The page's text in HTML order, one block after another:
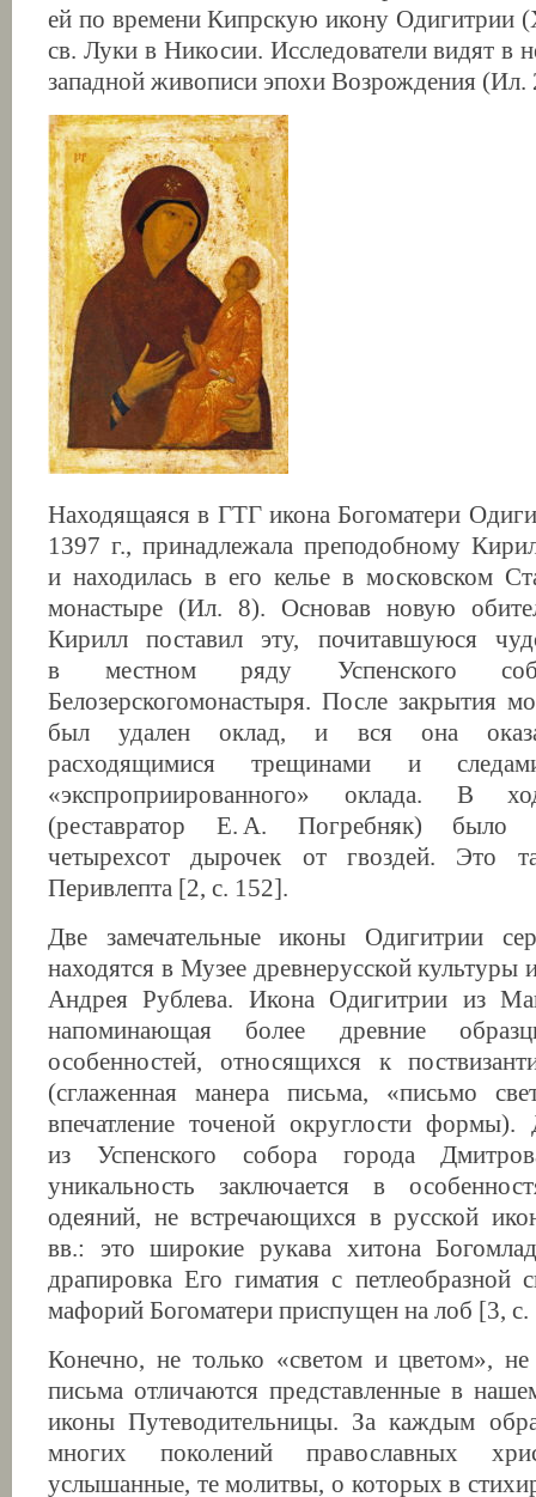
ей по времени Кипрскую икону Одигитрии
св. Луки в Никосии. Исследователи видят в
западной живописи эпохи Возрождения (Ил.
Находящаяся в ГТГ икона Богоматери
1397 г., принадлежала преподобному
и находилась в его келье в московском
монастыре (Ил. 8). Основав новую
Кирилл поставил эту, почитавшуюся
в местном ряду Успенского
Белозерскогомонастыря. После закрытия
был удален оклад, и вся она
расходящимися трещинами и
«экспроприированного» оклада. В
(реставратор Е. А. Погребняк) было
четырехсот дырочек от гвоздей. Это
Перивлепта [2, с. 152].
Две замечательные иконы Одигитрии
находятся в Музее древнерусской культуры
Андрея Рублева. Икона Одигитрии из
напоминающая более древние
особенностей, относящихся к
(сглаженная манера письма, «письмо
впечатление точеной округлости
из Успенского собора города
уникальность заключается в
одеяний, не встречающихся в русской
вв.: это широкие рукава хитона
драпировка Его гиматия с петлеобразной
мафорий Богоматери приспущен на лоб [3,
Конечно, не только «светом и цветом», не
письма отличаются представленные в
иконы Путеводительницы. За каждым
многих поколений православных
услышанные, те молитвы, о которых в